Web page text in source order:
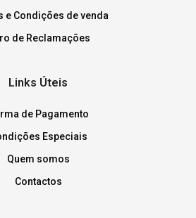
e Condições de venda
de Reclamações
Links Úteis
de Pagamento
Especiais
Quem somos
Contactos